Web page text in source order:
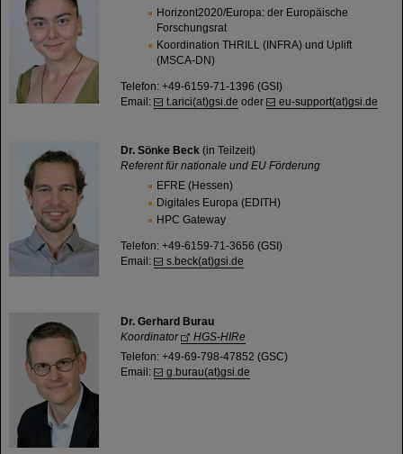
Horizont2020/Europa: der Europäische
Forschungsrat
Koordination THRILL (INFRA) und Uplift
(MSCA-DN)
Telefon: +49-6159-71-1396 (GSI)
Email:
t.arici(at)gsi.de oder eu-support(at)gsi.de
Dr. Sönke Beck (in Teilzeit)
Referent für nationale und EU Förderung
EFRE (Hessen)
Digitales Europa (EDITH)
HPC Gateway
Telefon: +49-6159-71-3656 (GSI)
Email:
s.beck(at)gsi.de
Dr. Gerhard Burau
Koordinator
HGS-HIRe
Telefon: +49-69-798-47852 (GSC)
Email:
g.burau(at)gsi.de